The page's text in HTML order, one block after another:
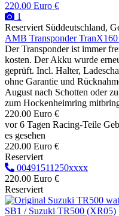
220.00 Euro €
1
Reserviert Süddeutschland,
AMB Transponder
Der Transponder ist immer
kosten. Der Akku wurde
geprüft. Incl. Halter,
ohne Garantie und
August nach Schotten oder
zum Hockenheimring
220.00 Euro €
vor 6 Tagen Racing-Teile
es gesehen
220.00 Euro €
Reserviert
00491511250xxxx
220.00 Euro €
Reserviert